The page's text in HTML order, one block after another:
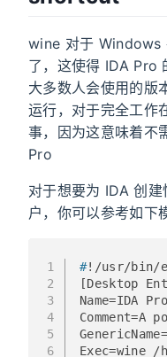
wine 对于 Windows
了，这使得 IDA Pro
大多数人会使用的版
运行，对于完全工作
事，因为这意味着不
Pro
对于想要为 IDA 创
户，你可以参考如下
1
2
3
4
5
6
#!/usr/bin/
[Desktop
Name=IDA
Exec=wine